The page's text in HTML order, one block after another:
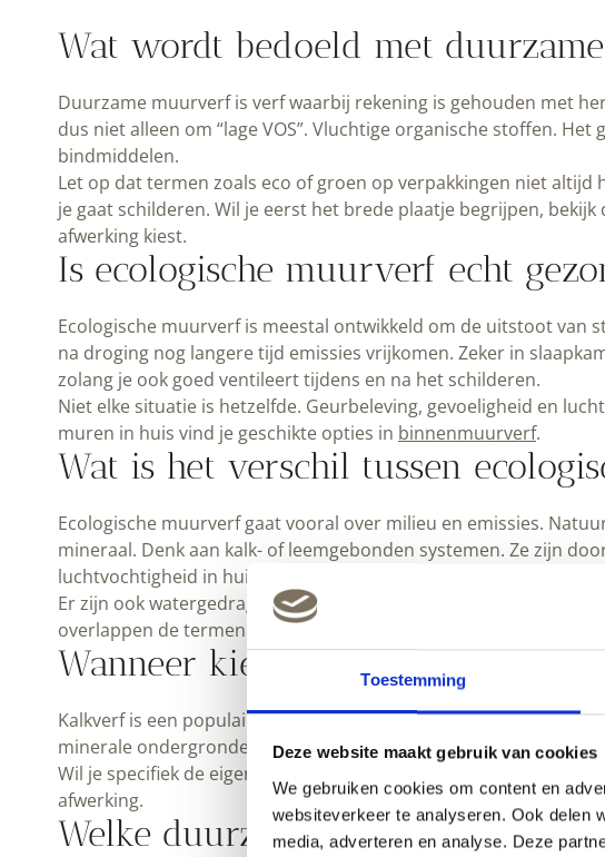
Toestemming
Deze website maakt gebruik van cookies
We gebruiken cookies om content en
websiteverkeer te analyseren. Ook delen
media, adverteren en analyse. Deze
Wat wordt bedoeld met
Duurzame muurverf is verf waarbij rekening is gehouden met
dus niet alleen om “lage VOS”. Vluchtige organische stoffen.
bindmiddelen.
Let op dat termen zoals eco of groen op verpakkingen niet
je gaat schilderen. Wil je eerst het brede plaatje begrijpen, bekijk
afwerking kiest.
Is ecologische muurverf echt
Ecologische muurverf is meestal ontwikkeld om de uitstoot van
na droging nog langere tijd emissies vrijkomen. Zeker in
zolang je ook goed ventileert tijdens en na het schilderen.
Niet elke situatie is hetzelfde. Geurbeleving, gevoeligheid en
muren in huis vind je geschikte opties in binnenmuurverf.
Wat is het verschil tussen
Ecologische muurverf gaat vooral over milieu en emissies.
mineraal. Denk aan kalk- of leemgebonden systemen. Ze zijn
luchtvochtigheid in huis.
Er zijn ook watergedragen verven met lage emissies die
overlappen de termen vaak. Het belangrijkste blijft dat de verf
Wanneer kies je voor kalkverf
Kalkverf is een populaire vorm van natuurlijke muurverf, vooral
minerale ondergronden zoals kalkpleister of stucwerk. Het
Wil je specifiek de eigenschappen en toepassingen van
afwerking.
Welke duurzame muurverf kies